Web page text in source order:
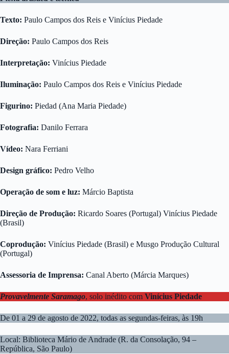
Texto: Paulo Campos dos Reis e Vinícius Piedade
Direção: Paulo Campos dos Reis
Interpretação: Vinícius Piedade
Iluminação: Paulo Campos dos Reis e Vinícius Piedade
Figurino: Piedad (Ana Maria Piedade)
Fotografia: Danilo Ferrara
Vídeo: Nara Ferriani
Design gráfico: Pedro Velho
Operação de som e luz: Márcio Baptista
Direção de Produção: Ricardo Soares (Portugal) Vinícius Piedade
(Brasil)
Coprodução: Vinícius Piedade (Brasil) e Musgo Produção Cultural
(Portugal)
Assessoria de Imprensa: Canal Aberto (Márcia Marques)
Provavelmente Saramago, solo inédito com Vinícius Piedade
De 01 a 29 de agosto de 2022, todas as segundas-feiras, às 19h
Local: Biblioteca Mário de Andrade (R. da Consolação, 94 –
República, São Paulo)